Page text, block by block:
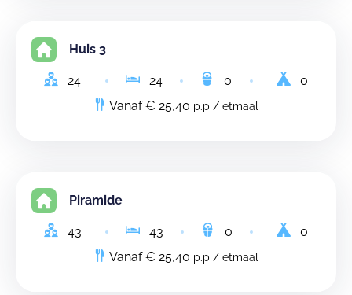
Huis 3
24 24 0
0
Vanaf € 25,40 p.p / etmaal
Piramide
43 43 0
0
Vanaf € 25,40 p.p / etmaal